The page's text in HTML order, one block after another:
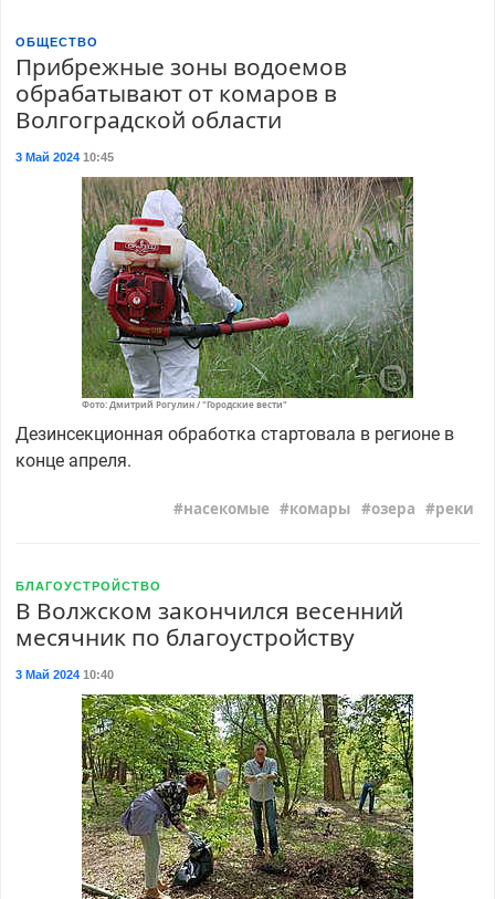
ОБЩЕСТВО
Прибрежные зоны водоемов
обрабатывают от комаров в
Волгоградской области
3 Май 202410:45
Фото: Дмитрий Рогулин / "Городские вести"
Дезинсекционная обработка стартовала в регионе в
конце апреля.
насекомые комары озера реки
БЛАГОУСТРОЙСТВО
В Волжском закончился весенний
месячник по благоустройству
3 Май 202410:40